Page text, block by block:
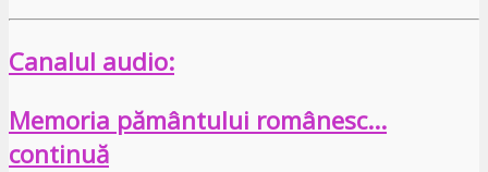
Canalul audio:
Memoria pământului românesc…
continuă